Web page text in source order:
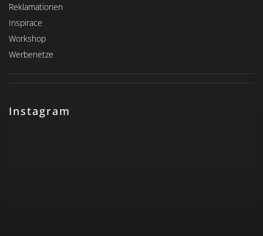
Reklamationen
Inspirace
Workshop
Werbenetze
Instagram